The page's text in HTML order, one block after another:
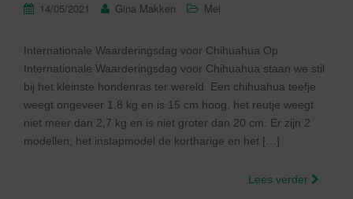
14/05/2021 Gina Makken Mei
Internationale Waarderingsdag voor Chihuahua Op
Internationale Waarderingsdag voor Chihuahua staan we stil
bij het kleinste hondenras ter wereld. Een chihuahua teefje
weegt ongeveer 1,8 kg en is 15 cm hoog, het reutje weegt
niet meer dan 2,7 kg en is niet groter dan 20 cm. Er zijn 2
modellen; het instapmodel de kortharige en het […]
Lees verder